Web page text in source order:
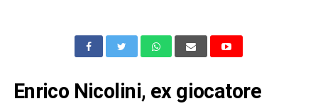
Enrico Nicolini, ex giocatore